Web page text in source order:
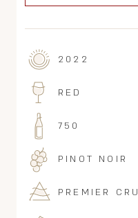
2022
RED
750
PINOT NOIR
PREMIER CRU